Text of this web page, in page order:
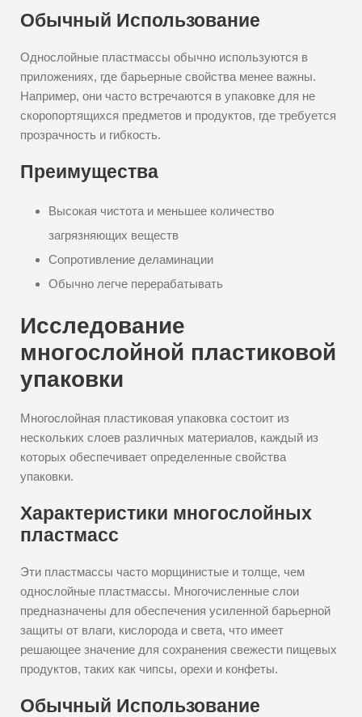
Обычный Использование
Однослойные пластмассы обычно используются в
приложениях, где барьерные свойства менее важны.
Например, они часто встречаются в упаковке для не
скоропортящихся предметов и продуктов, где требуется
прозрачность и гибкость.
Преимущества
Высокая чистота и меньшее количество
загрязняющих веществ
Сопротивление деламинации
Обычно легче перерабатывать
Исследование
многослойной пластиковой
упаковки
Многослойная пластиковая упаковка состоит из
нескольких слоев различных материалов, каждый из
которых обеспечивает определенные свойства
упаковки.
Характеристики многослойных
пластмасс
Эти пластмассы часто морщинистые и толще, чем
однослойные пластмассы. Многочисленные слои
предназначены для обеспечения усиленной барьерной
защиты от влаги, кислорода и света, что имеет
решающее значение для сохранения свежести пищевых
продуктов, таких как чипсы, орехи и конфеты.
Обычный Использование